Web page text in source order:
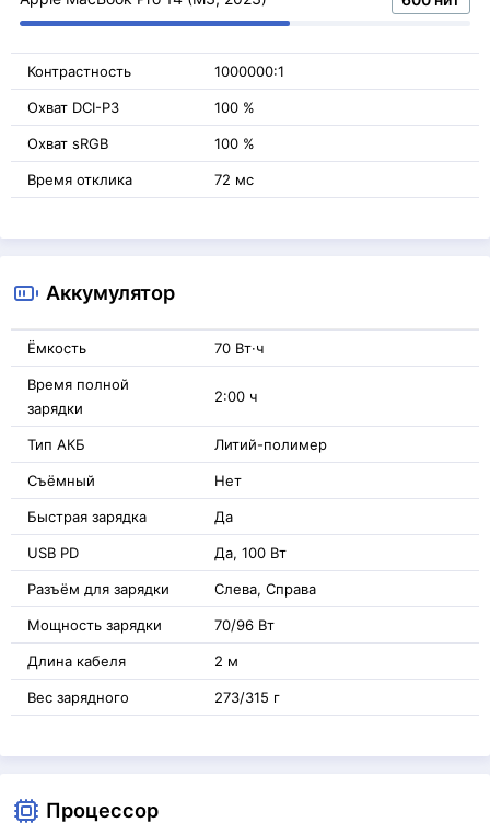
Контрастность 1000000:1
Охват DCI-P3 100 %
Охват sRGB 100 %
Время отклика 72 мс
Аккумулятор
Ёмкость 70 Вт·ч
Время полной
зарядки
2:00 ч
Тип АКБ Литий-полимер
Съёмный Нет
Быстрая зарядка Да
USB PD Да, 100 Вт
Разъём для зарядки Слева, Справа
Мощность зарядки 70/96 Вт
Длина кабеля 2 м
Вес зарядного 273/315 г
Процессор